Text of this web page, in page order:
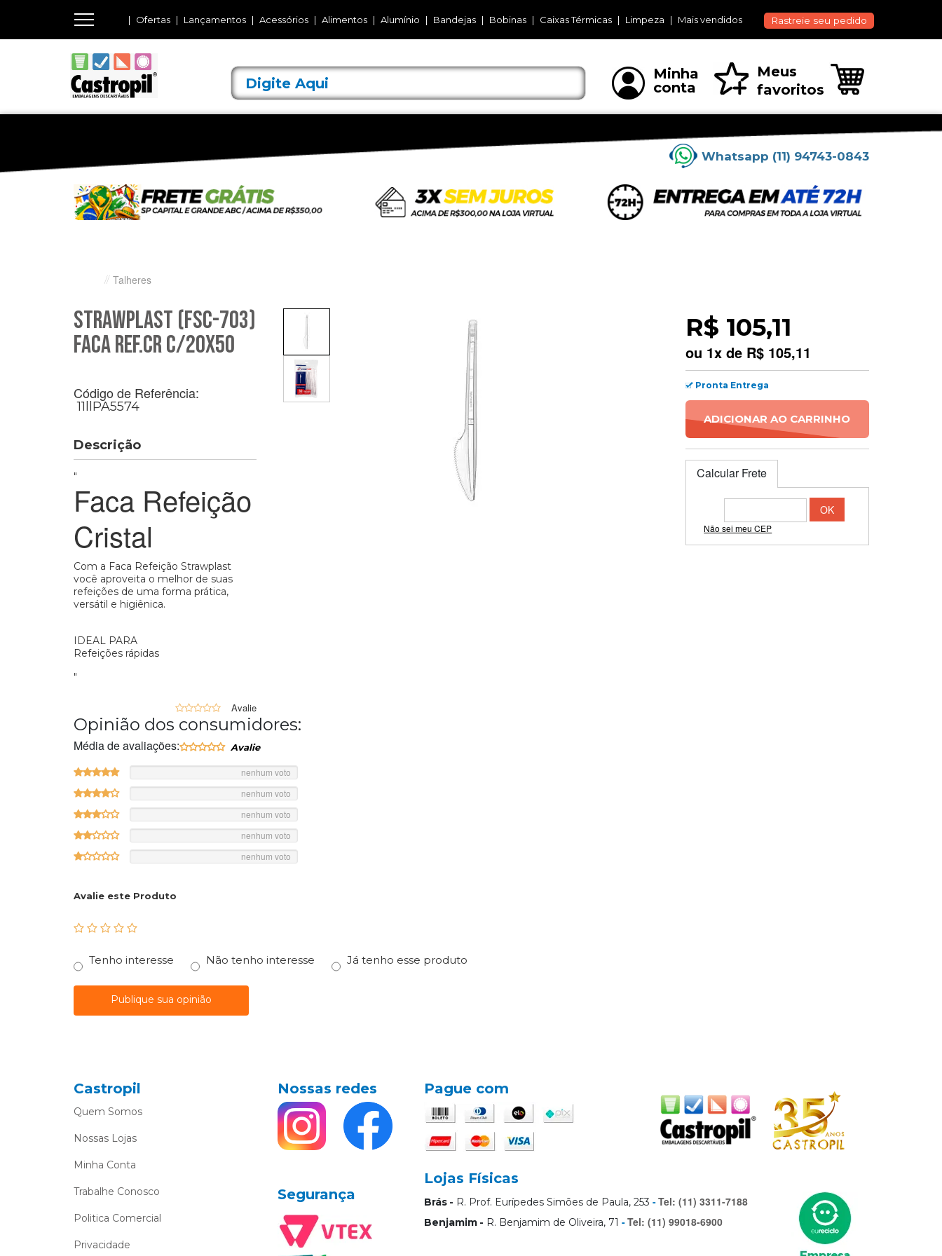
Ofertas Lançamentos Acessórios Alimentos Alumínio Bandejas Bobinas Caixas Térmicas Limpeza Mais vendidos Rastreie seu pedido
Minha
conta
Meus
favoritos
Whatsapp (11) 94743-0843
Talheres
Strawplast (Fsc-703)
Faca Ref.Cr C/20X50
Código de Referência:
11llPA5574
Descrição
"
Faca Refeição
Cristal
Com a Faca Refeição Strawplast
você aproveita o melhor de suas
refeições de uma forma prática,
versátil e higiênica.
IDEAL PARA
Refeições rápidas
"
0
R$ 105,11
ou 1x de R$ 105,11
Pronta Entrega
ADICIONAR AO CARRINHO
Calcular Frete
Não sei meu CEP
Opinião dos consumidores:
Média de avaliações:
nenhum voto
nenhum voto
nenhum voto
nenhum voto
nenhum voto
Avalie este Produto
Tenho interesse Não tenho interesse Já tenho esse produto
Publique sua opinião
Castropil
Quem Somos
Nossas Lojas
Minha Conta
Trabalhe Conosco
Politica Comercial
Privacidade
Nossas redes
Segurança
Pague com
Lojas Físicas
Brás R. Prof. Eurípedes Simões de Paula, 253 Tel: (11) 3311-7188
Benjamim R. Benjamim de Oliveira, 71 Tel: (11) 99018-6900